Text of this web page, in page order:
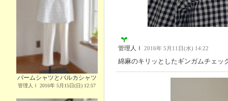
バームシャツとバルカシャツ
管理人Ｉ 2016年 5月15日(日) 12:57
管理人Ｉ 2016年 5月11日(水) 14:22
綿麻のキリッとしたギンガムチェッ